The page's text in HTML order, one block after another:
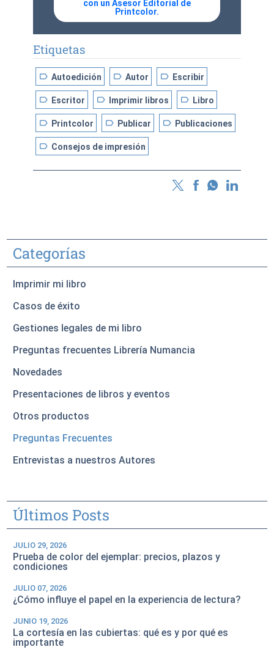
con un Asesor Editorial de
Printcolor.
Etiquetas
label Autoedición label Autor label Escribir
label Escritor label Imprimir libros label Libro
label Printcolor label Publicar label Publicaciones
label Consejos de impresión
Categorías
Imprimir mi libro
Casos de éxito
Gestiones legales de mi libro
Preguntas frecuentes Librería Numancia
Novedades
Presentaciones de libros y eventos
Otros productos
Preguntas Frecuentes
Entrevistas a nuestros Autores
Últimos Posts
JULIO 29, 2026
Prueba de color del ejemplar: precios, plazos y
condiciones
JULIO 07, 2026
¿Cómo influye el papel en la experiencia de lectura?
JUNIO 19, 2026
La cortesía en las cubiertas: qué es y por qué es
importante